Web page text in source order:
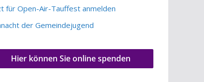
für Open-Air-Tauffest anmelden
der Gemeindejugend
Hier können Sie online spenden